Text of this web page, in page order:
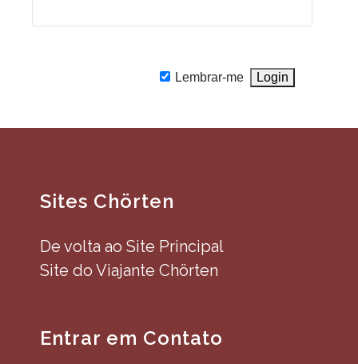
Lembrar-me
Sites Chörten
De volta ao Site Principal
Site do Viajante Chörten
Entrar em Contato